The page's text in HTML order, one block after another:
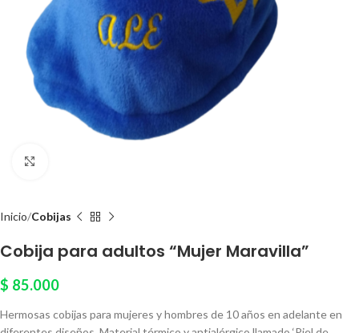
Inicio Cobijas
Cobija para adultos “Mujer Maravilla”
$ 85.000
Hermosas cobijas para mujeres y hombres de 10 años en adelante en